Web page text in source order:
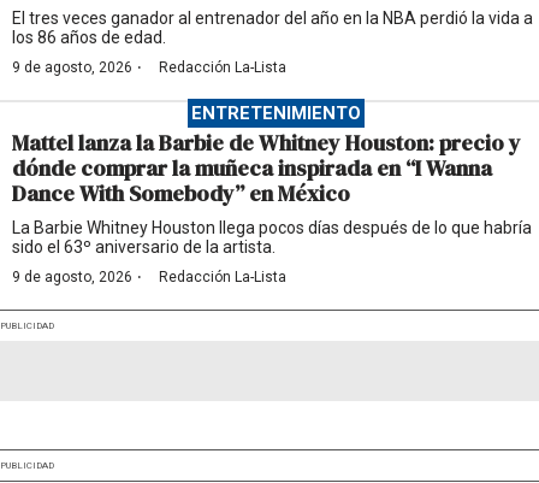
El tres veces ganador al entrenador del año en la NBA perdió la vida a
los 86 años de edad.
9 de agosto, 2026 · Redacción La-Lista
ENTRETENIMIENTO
Mattel lanza la Barbie de Whitney Houston: precio y
dónde comprar la muñeca inspirada en “I Wanna
Dance With Somebody” en México
La Barbie Whitney Houston llega pocos días después de lo que habría
sido el 63º aniversario de la artista.
9 de agosto, 2026 · Redacción La-Lista
PUBLICIDAD
PUBLICIDAD